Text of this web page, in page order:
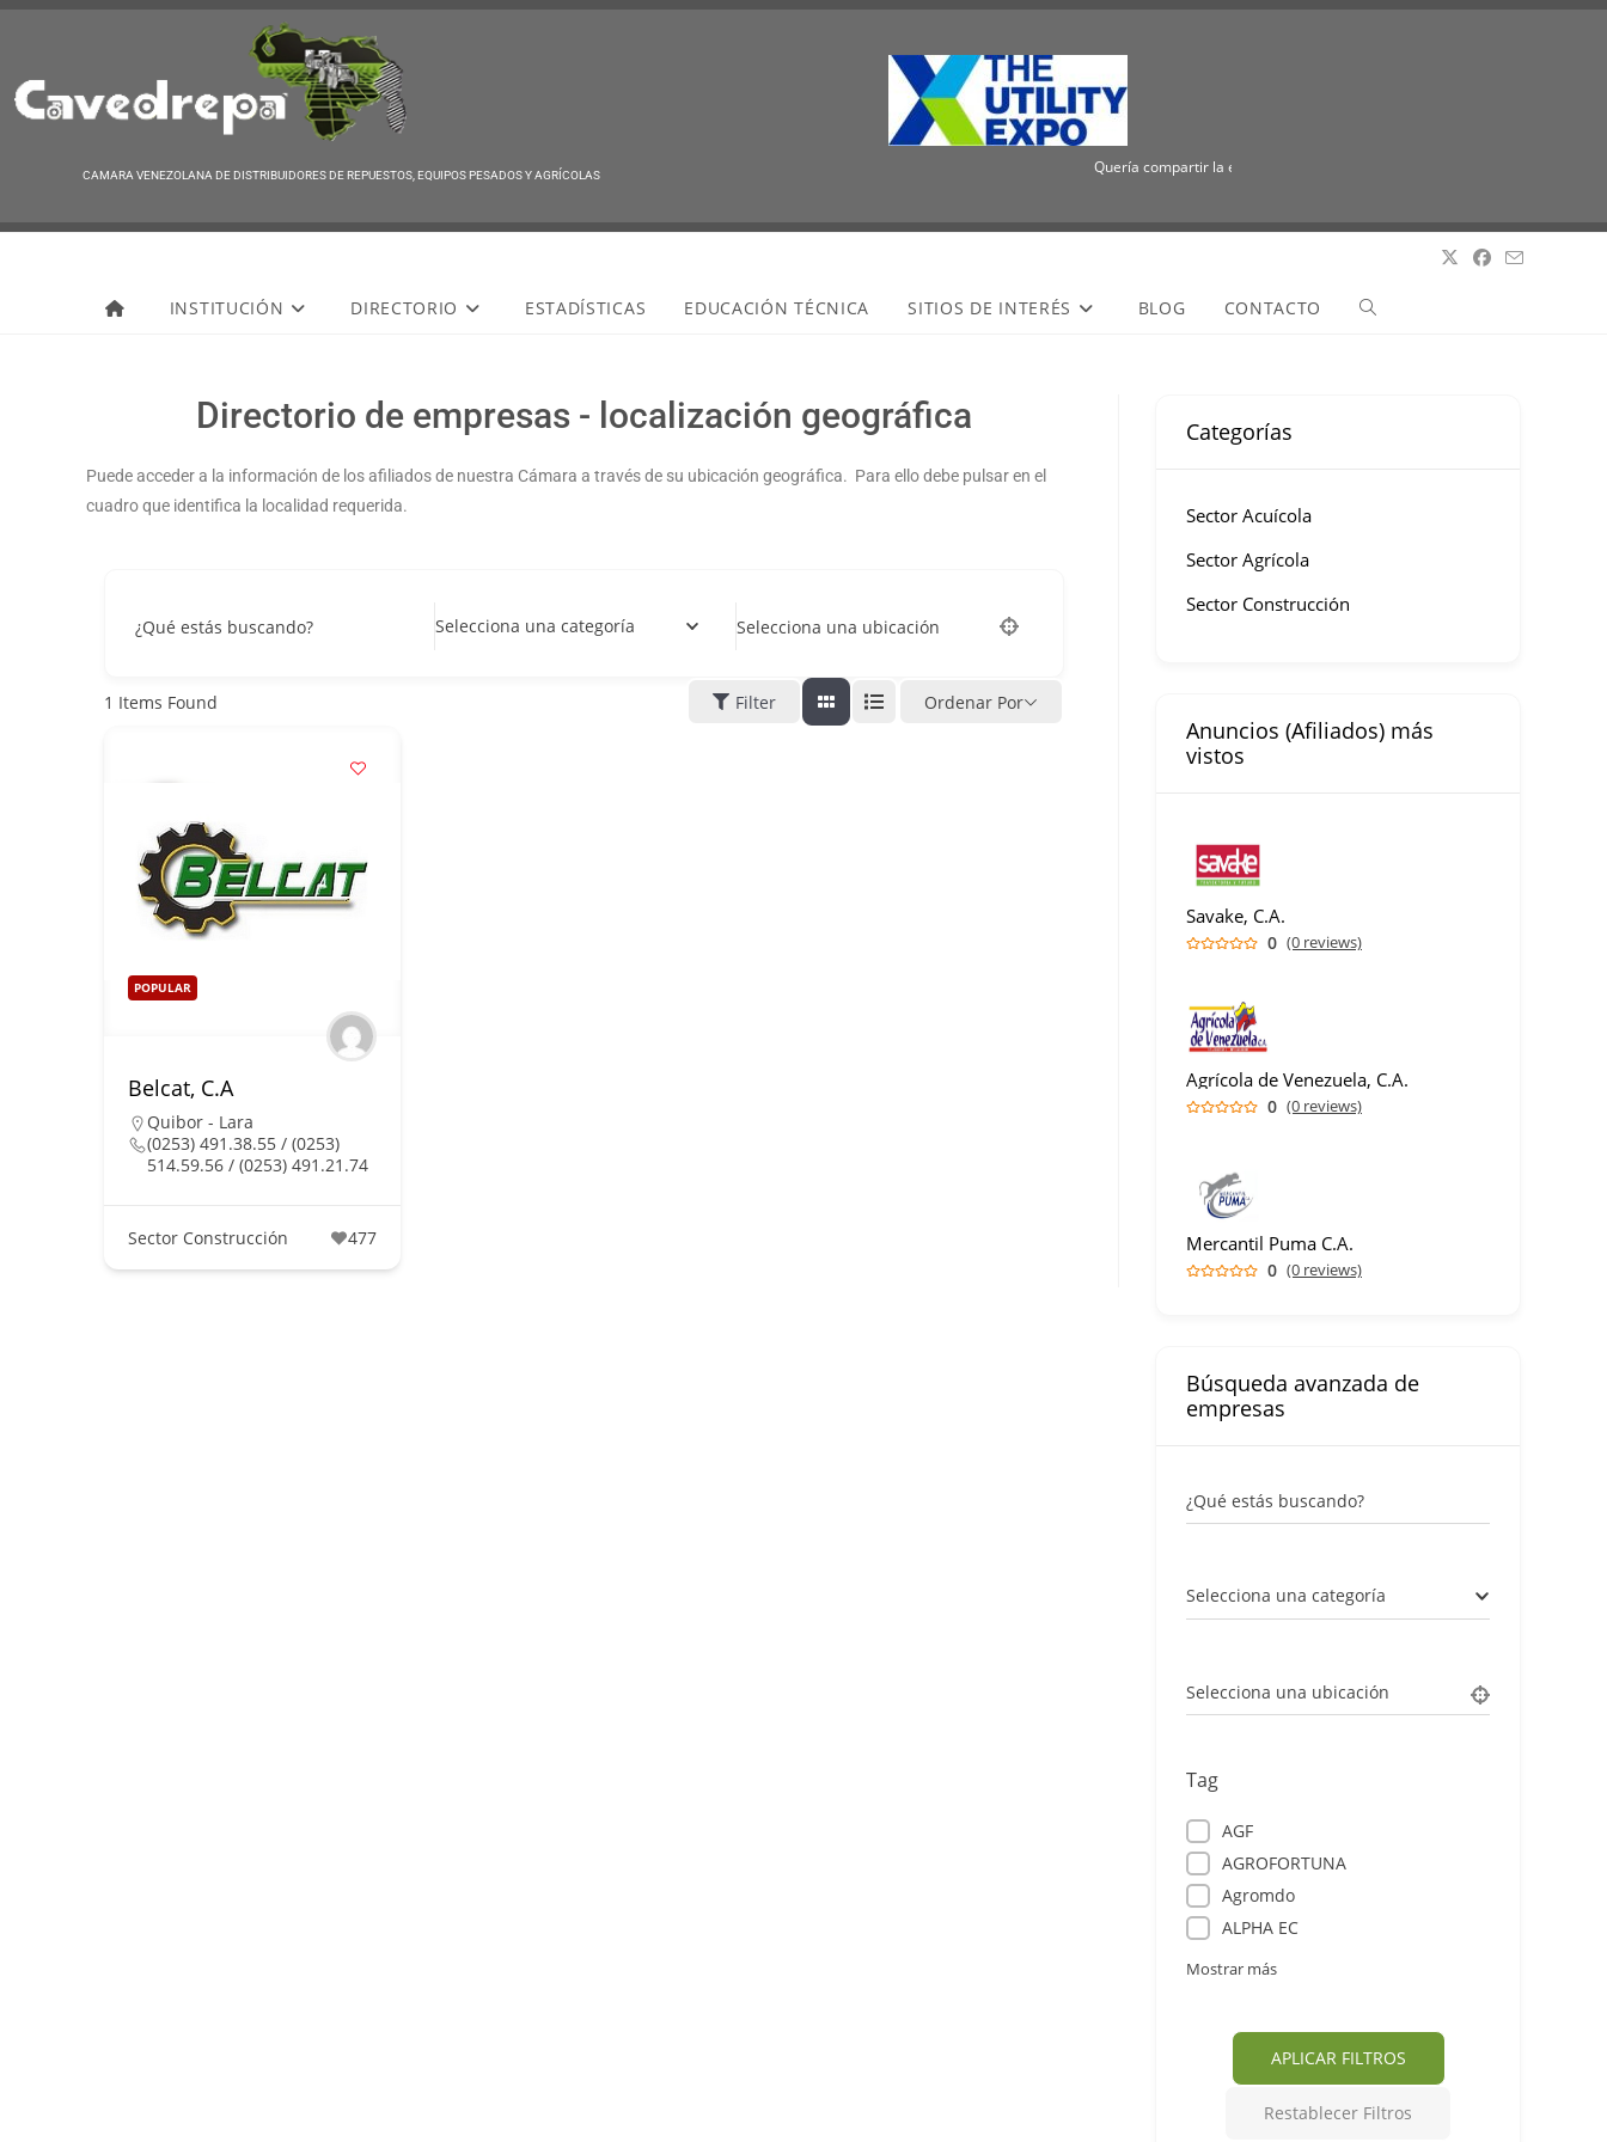
CAMARA VENEZOLANA DE DISTRIBUIDORES DE REPUESTOS, EQUIPOS PESADOS Y AGRÍCOLAS Quería compartir la emocionante noticia de que ICUEE tiene un nuevo
INSTITUCIÓN DIRECTORIO ESTADÍSTICAS EDUCACIÓN TÉCNICA SITIOS DE INTERÉS BLOG CONTACTO
Directorio de empresas - localización geográfica
Puede acceder a la información de los afiliados de nuestra Cámara a través de su ubicación geográfica. Para ello debe pulsar en el
cuadro que identifica la localidad requerida.
¿Qué estás buscando? Selecciona una categoría Selecciona una ubicación
1 Items Found Filter Ordenar Por
POPULAR
Belcat, C.A
Quibor - Lara
(0253) 491.38.55 / (0253)
514.59.56 / (0253) 491.21.74
Sector Construcción 477
Categorías
Sector Acuícola
Sector Agrícola
Sector Construcción
Anuncios (Afiliados) más
vistos
Savake, C.A.
0 (0 reviews)
Agrícola de Venezuela, C.A.
0 (0 reviews)
Mercantil Puma C.A.
0 (0 reviews)
Búsqueda avanzada de
empresas
¿Qué estás buscando?
Selecciona una categoría
Selecciona una ubicación
Tag
AGF
AGROFORTUNA
Agromdo
ALPHA EC
Mostrar más
APLICAR FILTROS
Restablecer Filtros